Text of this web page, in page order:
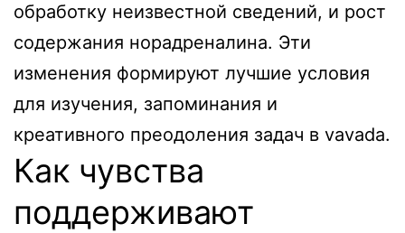
обработку неизвестной сведений, и рост
содержания норадреналина. Эти
изменения формируют лучшие условия
для изучения, запоминания и
креативного преодоления задач в vavada.
Как чувства
поддерживают